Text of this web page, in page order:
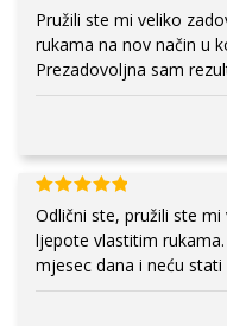
Pružili ste mi veliko
rukama na nov način u kojem se dosad nisam okušala.
Prezadovoljna sam
Odlični ste, pružili ste
ljepote vlastitim
mjesec dana i neću stati